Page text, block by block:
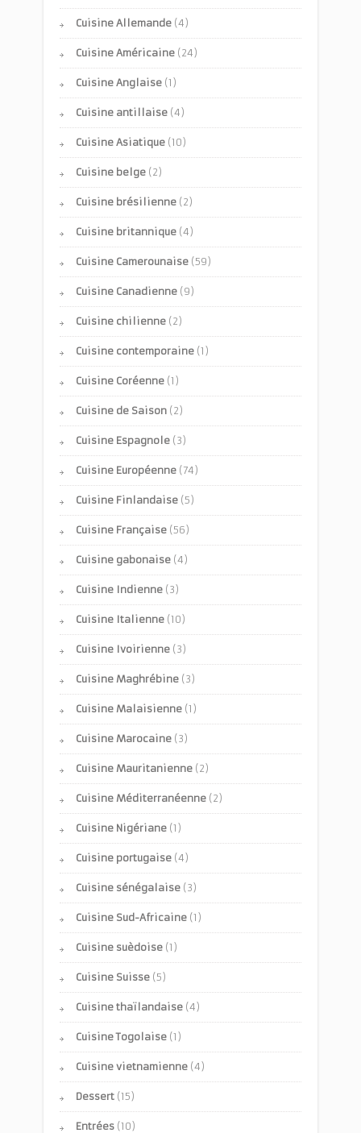
Cuisine Allemande (4)
Cuisine Américaine (24)
Cuisine Anglaise (1)
Cuisine antillaise (4)
Cuisine Asiatique (10)
Cuisine belge (2)
Cuisine brésilienne (2)
Cuisine britannique (4)
Cuisine Camerounaise (59)
Cuisine Canadienne (9)
Cuisine chilienne (2)
Cuisine contemporaine (1)
Cuisine Coréenne (1)
Cuisine de Saison (2)
Cuisine Espagnole (3)
Cuisine Européenne (74)
Cuisine Finlandaise (5)
Cuisine Française (56)
Cuisine gabonaise (4)
Cuisine Indienne (3)
Cuisine Italienne (10)
Cuisine Ivoirienne (3)
Cuisine Maghrébine (3)
Cuisine Malaisienne (1)
Cuisine Marocaine (3)
Cuisine Mauritanienne (2)
Cuisine Méditerranéenne (2)
Cuisine Nigériane (1)
Cuisine portugaise (4)
Cuisine sénégalaise (3)
Cuisine Sud-Africaine (1)
Cuisine suèdoise (1)
Cuisine Suisse (5)
Cuisine thaïlandaise (4)
Cuisine Togolaise (1)
Cuisine vietnamienne (4)
Dessert (15)
Entrées (10)